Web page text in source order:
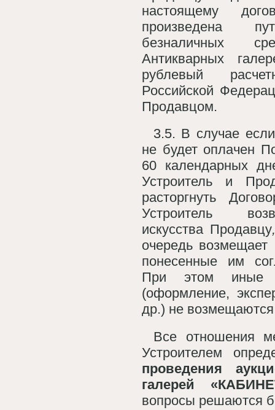
настоящему
произведена
безналичных
Антикварных
рублевый
Российской
Продавцом.
3.5. В случае
не будет оплачен
60 календарных
Устроитель и
расторгнуть
Устроитель
искусства Продавцу
очередь
понесенные им
При этом иные
(оформление,
др.) не
Все отношения
Устроителем
проведения
галерей
вопросы решаются